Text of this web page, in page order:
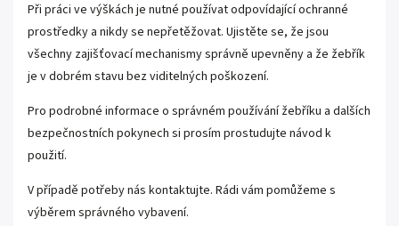
Při práci ve výškách je nutné používat odpovídající ochranné
prostředky a nikdy se nepřetěžovat. Ujistěte se, že jsou
všechny zajišťovací mechanismy správně upevněny a že žebřík
je v dobrém stavu bez viditelných poškození.
Pro podrobné informace o správném používání žebříku a dalších
bezpečnostních pokynech si prosím prostudujte návod k
použití.
V případě potřeby nás kontaktujte. Rádi vám pomůžeme s
výběrem správného vybavení.